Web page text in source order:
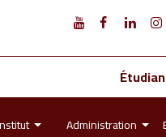
Administration